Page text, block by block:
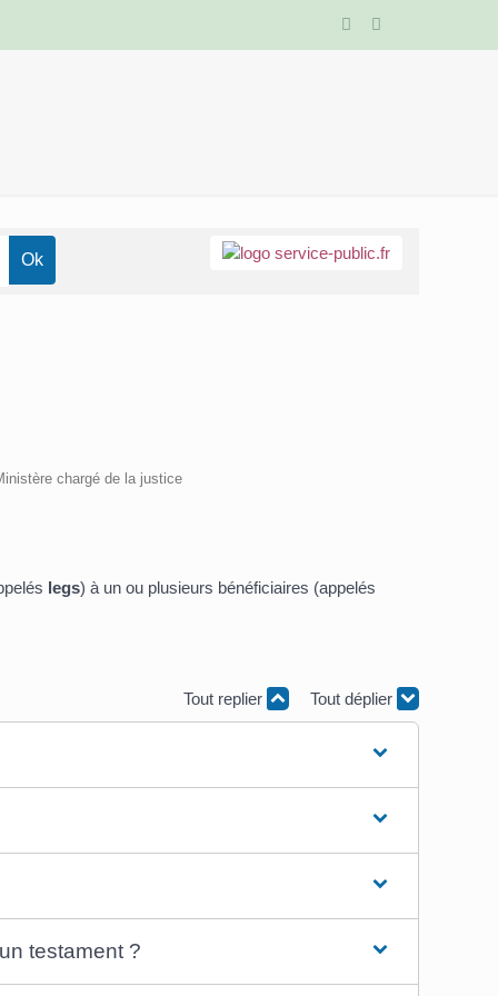
chargé de la justice
legs) à un ou plusieurs bénéficiaires (appelés
Tout replier Tout déplier
testament ?